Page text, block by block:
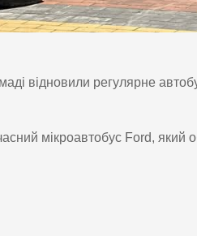
відновили регулярне
мікроавтобус Ford, який